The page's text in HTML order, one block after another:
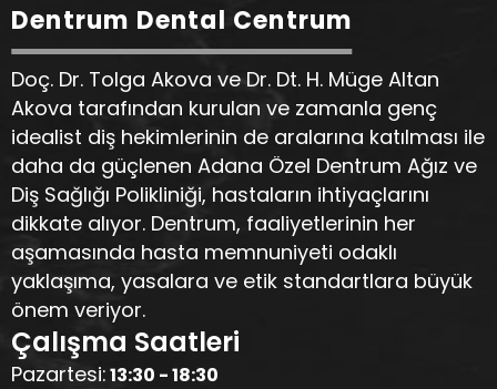
Dentrum Dental Centrum
Doç. Dr. Tolga Akova ve Dr. Dt. H. Müge Altan
Akova tarafından kurulan ve zamanla genç
idealist diş hekimlerinin de aralarına katılması ile
daha da güçlenen Adana Özel Dentrum Ağız ve
Diş Sağlığı Polikliniği, hastaların ihtiyaçlarını
dikkate alıyor. Dentrum, faaliyetlerinin her
aşamasında hasta memnuniyeti odaklı
yaklaşıma, yasalara ve etik standartlara büyük
önem veriyor.
Çalışma Saatleri
Pazartesi:13:30 - 18:30